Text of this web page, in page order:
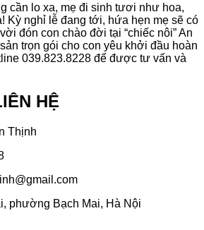
cần lo xa, mẹ đi sinh tươi như hoa,
Kỳ nghỉ lễ đang tới, hứa hẹn mẹ sẽ có
đón con chào đời tại “chiếc nôi” An
trọn gói cho con yêu khởi đầu hoàn
039.823.8228 để được tư vấn và
HỆ
Thịnh
phường Bạch Mai, Hà Nội